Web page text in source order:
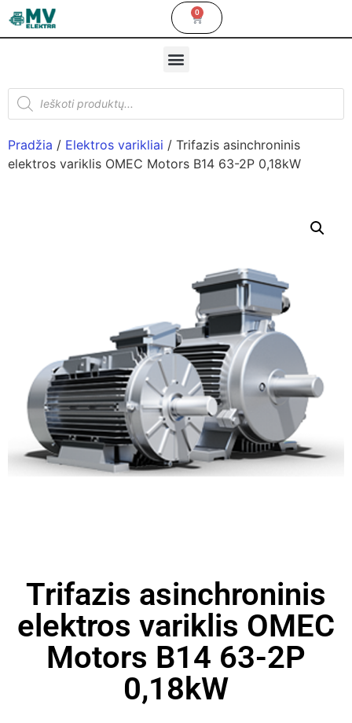
0
Pradžia / Elektros varikliai / Trifazis asinchroninis
elektros variklis OMEC Motors B14 63-2P 0,18kW
Trifazis asinchroninis
elektros variklis OMEC
Motors B14 63-2P
0,18kW